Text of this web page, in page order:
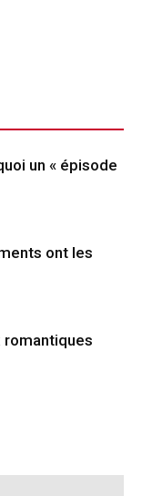
un « épisode
ont les
romantiques